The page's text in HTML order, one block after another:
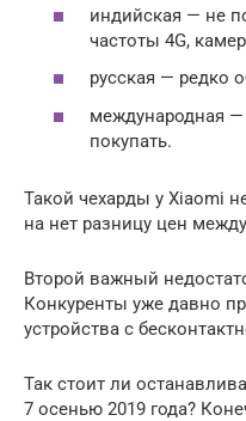
индийская — не
частоты 4G,
русская — редко
международная —
покупать.
Такой чехарды у Xiaomi
на нет разницу цен
Второй важный
Конкуренты уже давно
устройства с
Так стоит ли
7 осенью 2019 года?